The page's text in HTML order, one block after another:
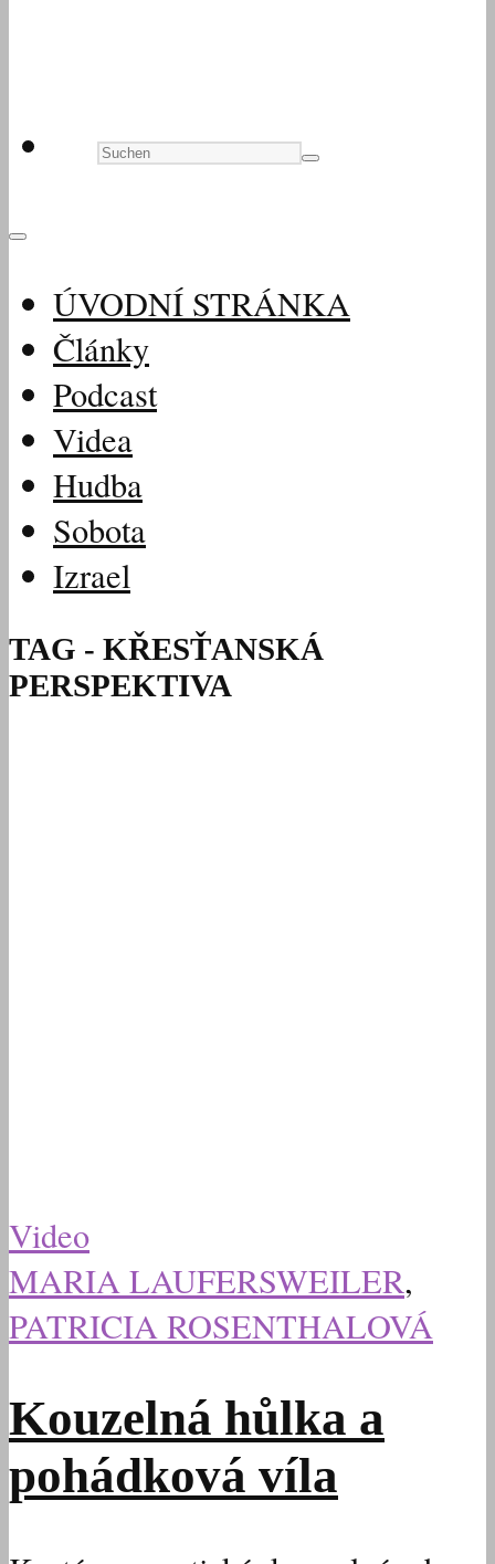
ÚVODNÍ STRÁNKA
Články
Podcast
Videa
Hudba
Sobota
Izrael
TAG - KŘESŤANSKÁ
PERSPEKTIVA
Video
MARIA LAUFERSWEILER,
PATRICIA ROSENTHALOVÁ
Kouzelná hůlka a
pohádková víla